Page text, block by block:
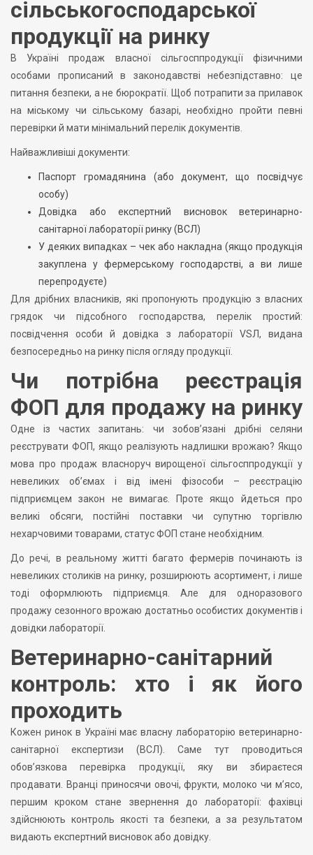
сільськогосподарської
продукції на ринку
В Україні продаж власної сільгосппродукції фізичними
особами прописаний в законодавстві небезпідставно: це
питання безпеки, а не бюрократії. Щоб потрапити за прилавок
на міському чи сільському базарі, необхідно пройти певні
перевірки й мати мінімальний перелік документів.
Найважливіші документи:
Паспорт громадянина (або документ, що посвідчує
особу)
Довідка або експертний висновок ветеринарно-
санітарної лабораторії ринку (ВСЛ)
У деяких випадках – чек або накладна (якщо продукція
закуплена у фермерському господарстві, а ви лише
перепродуєте)
Для дрібних власників, які пропонують продукцію з власних
грядок чи підсобного господарства, перелік простий:
посвідчення особи й довідка з лабораторії VSЛ, видана
безпосередньо на ринку після огляду продукції.
Чи потрібна реєстрація
ФОП для продажу на ринку
Одне із частих запитань: чи зобов’язані дрібні селяни
реєструвати ФОП, якщо реалізують надлишки врожаю? Якщо
мова про продаж власноруч вирощеної сільгосппродукції у
невеликих об’ємах і від імені фізособи – реєстрацію
підприємцем закон не вимагає. Проте якщо йдеться про
великі обсяги, постійні поставки чи супутню торгівлю
нехарчовими товарами, статус ФОП стане необхідним.
До речі, в реальному житті багато фермерів починають із
невеликих столиків на ринку, розширюють асортимент, і лише
тоді оформлюють підприємця. Але для одноразового
продажу сезонного врожаю достатньо особистих документів і
довідки лабораторії.
Ветеринарно-санітарний
контроль: хто і як його
проходить
Кожен ринок в Україні має власну лабораторію ветеринарно-
санітарної експертизи (ВСЛ). Саме тут проводиться
обов’язкова перевірка продукції, яку ви збираєтеся
продавати. Вранці приносячи овочі, фрукти, молоко чи м’ясо,
першим кроком стане звернення до лабораторії: фахівці
здійснюють контроль якості та безпеки, а за результатом
видають експертний висновок або довідку.